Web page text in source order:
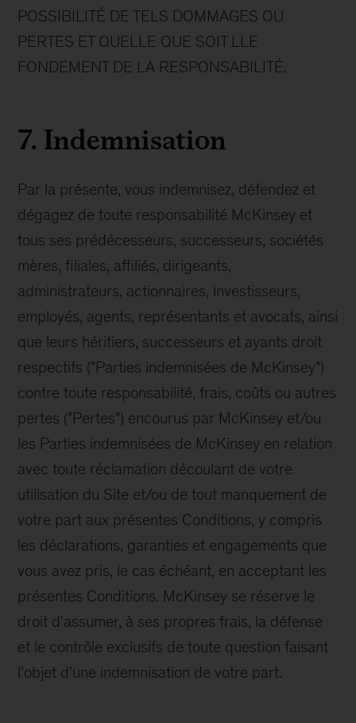
POSSIBILITÉ DE TELS DOMMAGES OU
PERTES ET QUELLE QUE SOIT LLE
FONDEMENT DE LA RESPONSABILITÉ.
7. Indemnisation
Par la présente, vous indemnisez, défendez et
dégagez de toute responsabilité McKinsey et
tous ses prédécesseurs, successeurs, sociétés
mères, filiales, affiliés, dirigeants,
administrateurs, actionnaires, investisseurs,
employés, agents, représentants et avocats, ainsi
que leurs héritiers, successeurs et ayants droit
respectifs ("Parties indemnisées de McKinsey")
contre toute responsabilité, frais, coûts ou autres
pertes ("Pertes") encourus par McKinsey et/ou
les Parties indemnisées de McKinsey en relation
avec toute réclamation découlant de votre
utilisation du Site et/ou de tout manquement de
votre part aux présentes Conditions, y compris
les déclarations, garanties et engagements que
vous avez pris, le cas échéant, en acceptant les
présentes Conditions. McKinsey se réserve le
droit d'assumer, à ses propres frais, la défense
et le contrôle exclusifs de toute question faisant
l'objet d'une indemnisation de votre part.